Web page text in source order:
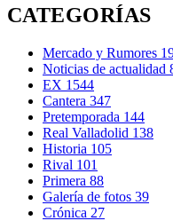
CATEGORÍAS
Mercado y Rumores
Noticias de actualidad
EX 1544
Cantera 347
Pretemporada 144
Real Valladolid 138
Historia 105
Rival 101
Primera 88
Galería de fotos 39
Crónica 27